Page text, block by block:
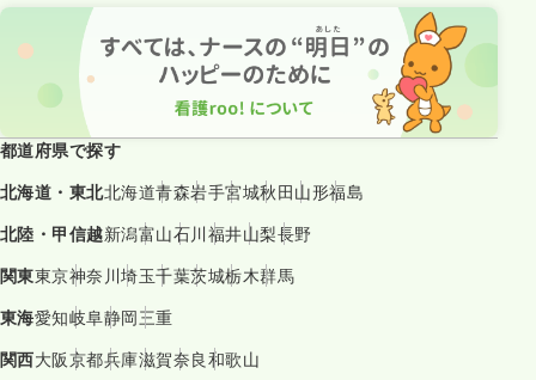
都道府県で探す
北海道・東北北海道青森岩手宮城秋田 山形福島
北陸・甲信越新潟富山石川 福井山梨長野
関東東京神奈川埼玉千葉茨城栃木群馬
東海愛知岐阜静岡三重
関西大阪京都兵庫滋賀奈良和歌山